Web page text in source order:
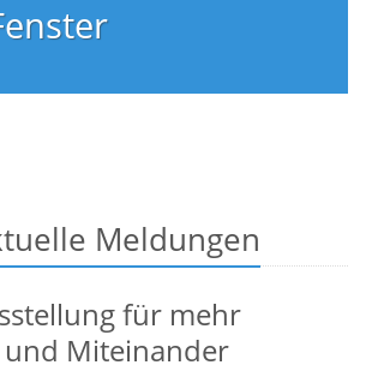
Meldungen
für mehr
und Miteinander